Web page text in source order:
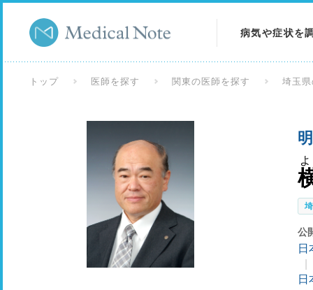
病気や症状を
検査を調べる
トップ 医師を探す 関東の医師を探す 埼玉
公
日
日